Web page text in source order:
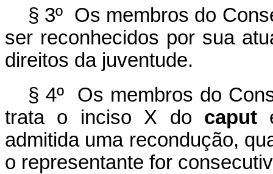
§ 3º Os membros do
ser reconhecidos por sua
direitos da juventude.
§ 4º Os membros do
trata o inciso X do caput
admitida uma recondução,
o representante for